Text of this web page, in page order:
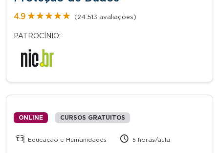
4.9 ★★★★★
★★★★★ (24.513 avaliações)
PATROCÍNIO:
ONLINE CURSOS GRATUITOS
Educação e Humanidades 5 horas/aula